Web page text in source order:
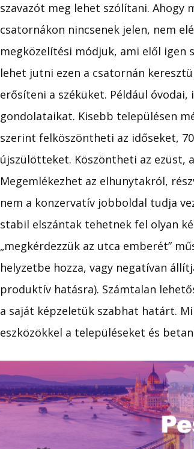
szavazót meg lehet szólítani. Ahogy
csatornákon nincsenek jelen, nem
megközelítési módjuk, ami elől igen
lehet jutni ezen a csatornán
erősíteni a széküket. Például
gondolataikat. Kisebb településen
szerint felköszöntheti az időseket,
újszülötteket. Köszöntheti az ezüst,
Megemlékezhet az elhunytakról,
nem a konzervatív jobboldal tudja
stabil elszántak tehetnek fel olyan
„megkérdezzük az utca emberét”
helyzetbe hozza, vagy negatívan
produktív hatásra). Számtalan
a saját képzeletük szabhat határt.
eszközökkel a településeket és